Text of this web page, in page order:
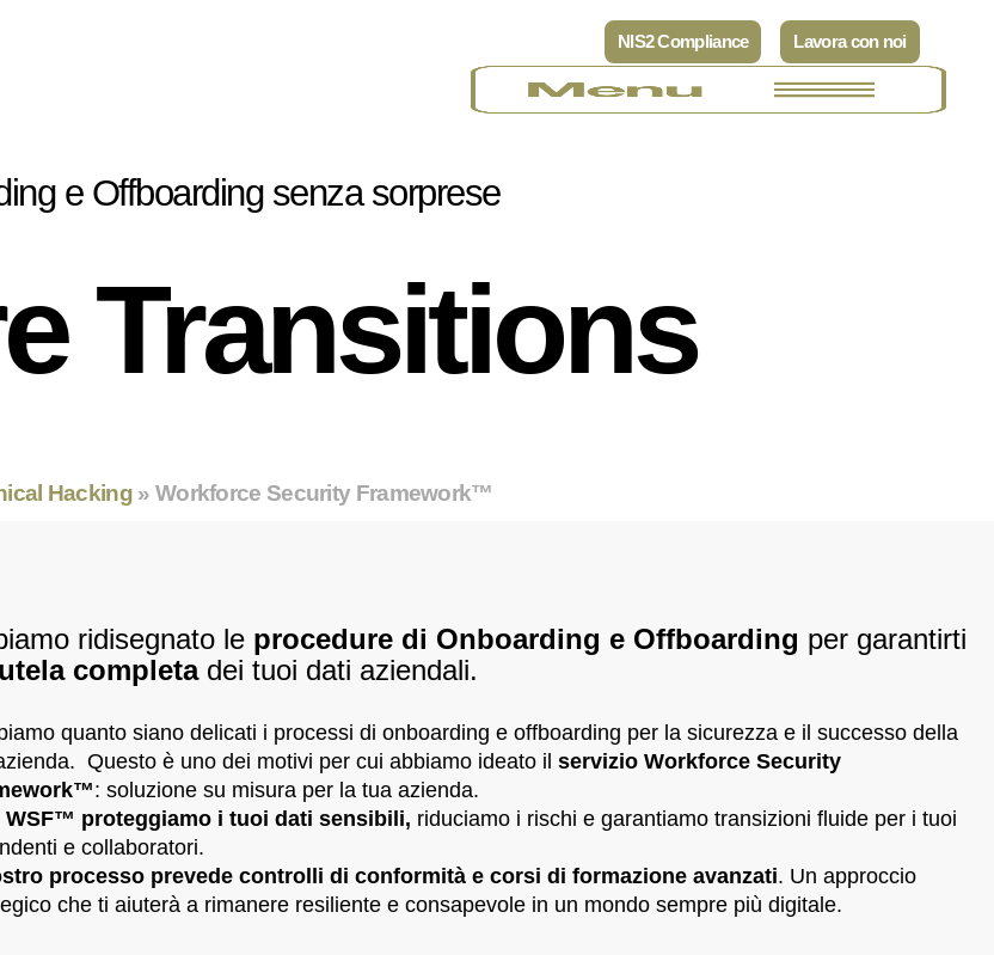
NIS2 Compliance Lavora con noi
e Offboarding senza sorprese
Transitions
Hacking » Workforce Security Framework™
ridisegnato le procedure di Onboarding e Offboarding per garantirti
completadei tuoi dati aziendali.
quanto siano delicati i processi di onboarding e offboarding per la sicurezza e il successo della
Questo è uno dei motivi per cui abbiamo ideato il servizio Workforce Security
: soluzione su misura per la tua azienda.
WSF™ proteggiamo i tuoi dati sensibili, riduciamo i rischi e garantiamo transizioni fluide per i tuoi
e collaboratori.
processo prevede controlli di conformità e corsi di formazione avanzati. Un approccio
che ti aiuterà a rimanere resiliente e consapevole in un mondo sempre più digitale.